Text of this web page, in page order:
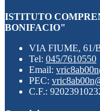
ISTITUTO
BONIFACIO"
VIA FIUME, 61/
Tel: 045/7610550
Email:
PEC:
C.F.: